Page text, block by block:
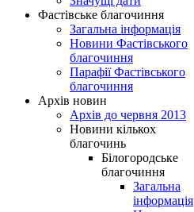
Фастівське благочиння
Загальна інформація
Новини Фастівського
благочиння
Парафії Фастівського
благочиння
Архів новин
Архів до червня 2013
Новини кількох
благочинь
Білогородське
благочиння
Загальна
інформація